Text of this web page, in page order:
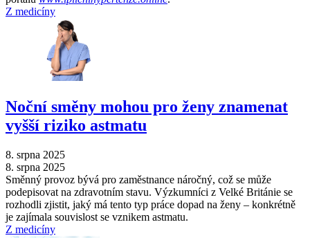
Z medicíny
Noční směny mohou pro ženy znamenat
vyšší riziko astmatu
8. srpna 2025
8. srpna 2025
Směnný provoz bývá pro zaměstnance náročný, což se může
podepisovat na zdravotním stavu. Výzkumníci z Velké Británie se
rozhodli zjistit, jaký má tento typ práce dopad na ženy –⁠ konkrétně
je zajímala souvislost se vznikem astmatu.
Z medicíny